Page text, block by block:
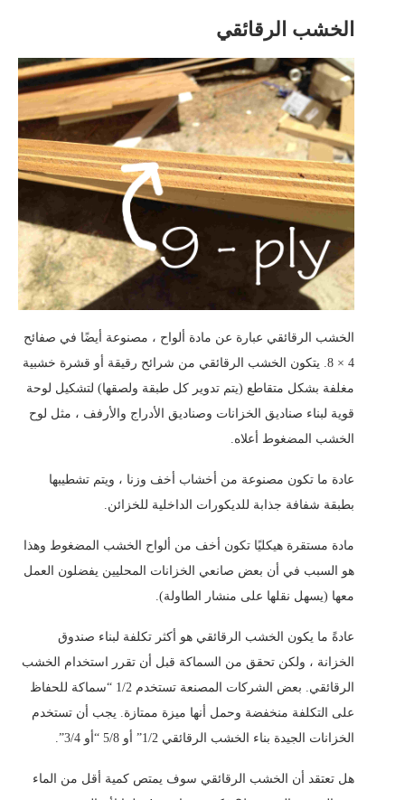
الخشب الرقائقي
الخشب الرقائقي عبارة عن مادة ألواح ، مصنوعة أيضًا في صفائح
4 × 8. يتكون الخشب الرقائقي من شرائح رقيقة أو قشرة خشبية
مغلفة بشكل متقاطع (يتم تدوير كل طبقة ولصقها) لتشكيل لوحة
قوية لبناء صناديق الخزانات وصناديق الأدراج والأرفف ، مثل لوح
الخشب المضغوط أعلاه.
عادة ما تكون مصنوعة من أخشاب أخف وزنا ، ويتم تشطيبها
بطبقة شفافة جذابة للديكورات الداخلية للخزائن.
مادة مستقرة هيكليًا تكون أخف من ألواح الخشب المضغوط وهذا
هو السبب في أن بعض صانعي الخزانات المحليين يفضلون العمل
معها (يسهل نقلها على منشار الطاولة).
عادةً ما يكون الخشب الرقائقي هو أكثر تكلفة لبناء صندوق
الخزانة ، ولكن تحقق من السماكة قبل أن تقرر استخدام الخشب
الرقائقي. بعض الشركات المصنعة تستخدم 1/2 “سماكة للحفاظ
على التكلفة منخفضة وحمل أنها ميزة ممتازة. يجب أن تستخدم
الخزانات الجيدة بناء الخشب الرقائقي 1/2” أو 5/8 “أو 3/4”.
هل تعتقد أن الخشب الرقائقي سوف يمتص كمية أقل من الماء